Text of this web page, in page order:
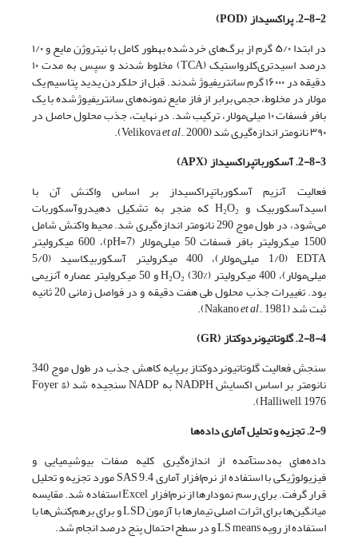
2-8-2. پراکسیداز(POD)
در ابتدا ۵/۰ گرم از برگ‌های خردشده به­طور کامل با نیتروژن مایع و ۱/۰
درصد اسید­تری‌کلرواستیک (TCA) مخلوط شدند و سپس به مدت ۱۰
دقیقه در ۱۶۰۰۰ گرم سانتریفیوژ شدند. قبل از حل­کردن یدید پتاسیم یک
مولار در مخلوط، حجمی برابر از فاز مایع نمونه‌های سانتریفیوژشده با یک
بافر فسفات ۱۰ میلی‌مولار، ترکیب شد. در نهایت، جذب محلول حاصل در
۳۹۰ نانومتر اندازه‌گیری شد (Velikova et al., 2000).
2-8-3. آسکوربات
پراکسیداز(APX)
فعالیت آنزیم آسکوربات­پراکسیداز بر اساس واکنش آن با
اسیدآسکوربیک و H₂O₂ که منجر به تشکیل دهیدروآسکوربات
می‌شود، در طول موج 290 نانومتر اندازه‌گیری شد. محیط واکنش شامل
1500 میکرولیتر بافر فسفات 50 میلی‌مولار (pH=7)، 600 میکرولیتر
EDTA (1/0 میلی‌مولار)، 400 میکرولیتر آسکوربیک­اسید (5/0
میلی‌مولار)، 400 میکرولیتر H₂O₂ (30%) و 50 میکرولیتر عصاره آنزیمی
بود. تغییرات جذب محلول طی هفت دقیقه و در فواصل زمانی 20 ثانیه
ثبت شد (Nakano et al., 1981).
2-8-4. گلوتاتیون
ردوکتاز(G
R
)
سنجش فعالیت گلوتاتیون­ردوکتاز برپایه کاهش جذب در طول موج 340
نانومتر بر اساس اکسایش NADPH به NADP سنجیده شد (Foyer &
Halliwell, 1976).
2-9. تجزیه و تحلیل آماری داده‌ها
داده‌های به‌دست­آمده از اندازه‌گیری کلیه صفات بیوشیمیایی و
فیزیولوژیکی با استفاده از نرم‌افزار آماری 9.4 SAS مورد تجزیه و تحلیل
قرار گرفت. برای رسم نمودارها از نرم‌افزار Excel استفاده شد. مقایسه
میانگین‌ها برای اثرات اصلی تیمارها با آزمون LSD و برای برهم‌کنش‌ها با
استفاده از رویه LS means و در سطح احتمال پنج درصد انجام شد.